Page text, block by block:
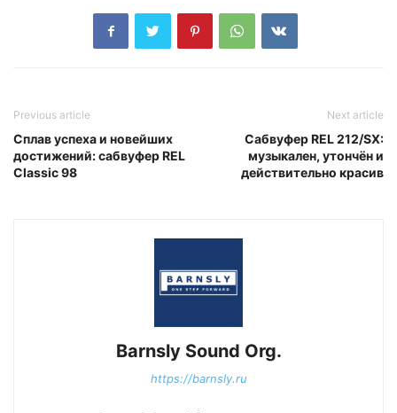
Previous article
Сплав успеха и новейших
достижений: сабвуфер REL
Classic 98
Next article
Сабвуфер REL 212/SX:
музыкален, утончён и
действительно красив
Barnsly Sound Org.
https://barnsly.ru